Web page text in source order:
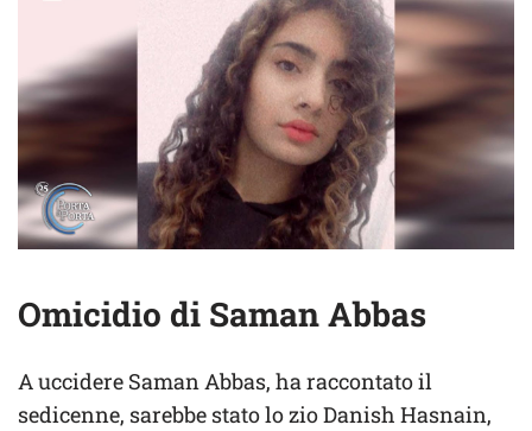
Omicidio di Saman Abbas
A uccidere Saman Abbas, ha raccontato il
sedicenne, sarebbe stato lo zio Danish Hasnain,